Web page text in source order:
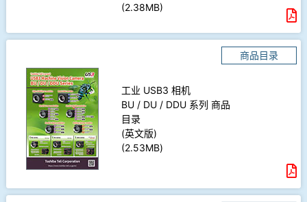
(2.38MB)
商品目录
工业 USB3相机
BU / DU / DDU 系列 商品
目录
(英文版)
(2.53MB)